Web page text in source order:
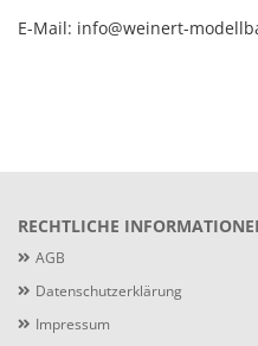
E-Mail: info@weinert-
RECHTLICHE
AGB
Datenschutzerklärung
Impressum